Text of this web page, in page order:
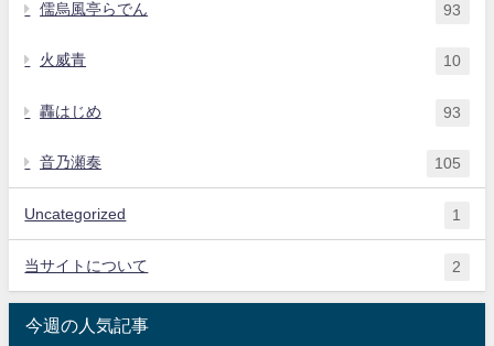
儒烏風亭らでん 93
火威青 10
轟はじめ 93
音乃瀬奏 105
Uncategorized 1
当サイトについて 2
今週の人気記事